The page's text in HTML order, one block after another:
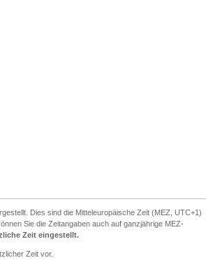
Dies sind die Mitteleuropäische Zeit (MEZ, UTC+1)
Sie die Zeitangaben auch auf ganzjährige MEZ-
Zeit eingestellt.
Zeit vor.